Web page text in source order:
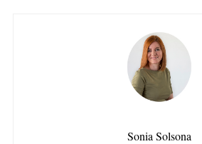
Sonia Solsona